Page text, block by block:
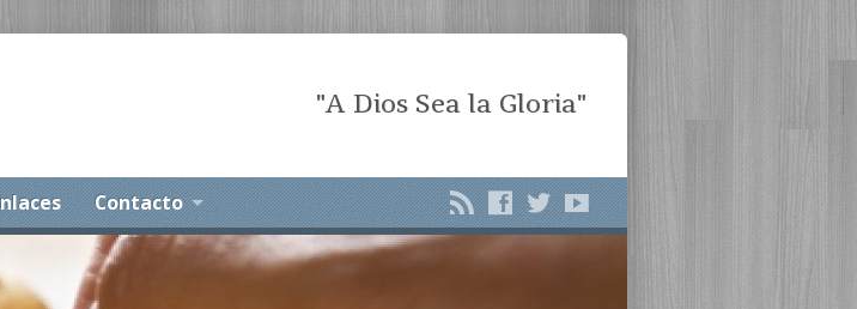
"A Dios Sea la Gloria"
Contacto